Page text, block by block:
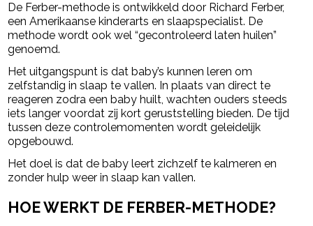
De Ferber-methode is ontwikkeld door Richard Ferber,
een Amerikaanse kinderarts en slaapspecialist. De
methode wordt ook wel “gecontroleerd laten huilen”
genoemd.
Het uitgangspunt is dat baby’s kunnen leren om
zelfstandig in slaap te vallen. In plaats van direct te
reageren zodra een baby huilt, wachten ouders steeds
iets langer voordat zij kort geruststelling bieden. De tijd
tussen deze controlemomenten wordt geleidelijk
opgebouwd.
Het doel is dat de baby leert zichzelf te kalmeren en
zonder hulp weer in slaap kan vallen.
HOE WERKT DE FERBER-METHODE?